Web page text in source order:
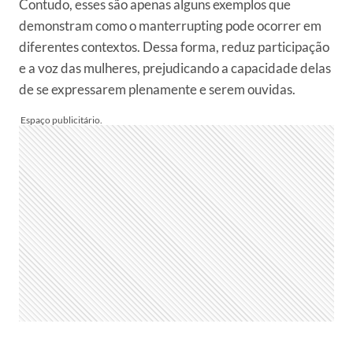
Contudo, esses são apenas alguns exemplos que
demonstram como o manterrupting pode ocorrer em
diferentes contextos. Dessa forma, reduz participação
e a voz das mulheres, prejudicando a capacidade delas
de se expressarem plenamente e serem ouvidas.